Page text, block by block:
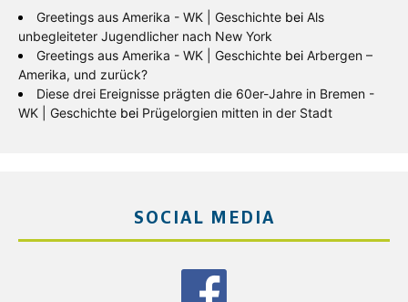
Greetings aus Amerika - WK | Geschichte bei Als
unbegleiteter Jugendlicher nach New York
Greetings aus Amerika - WK | Geschichte bei Arbergen –
Amerika, und zurück?
Diese drei Ereignisse prägten die 60er-Jahre in Bremen -
WK | Geschichte bei Prügelorgien mitten in der Stadt
SOCIAL MEDIA